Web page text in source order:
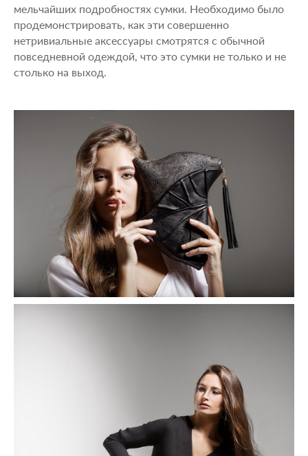
мельчайших подробностях сумки. Необходимо было
продемонстрировать, как эти совершенно
нетривиальные аксессуары смотрятся с обычной
повседневной одеждой, что это сумки не только и не
столько на выход.